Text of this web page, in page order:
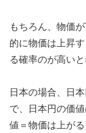
もちろん、物価
的に物価は上昇
る確率のが高いと
日本の場合、日
で、日本円の価
値＝物価は上がる